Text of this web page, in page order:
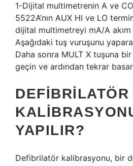
1-Dijital multimetrenin A ve
5522A’nın AUX HI ve LO
dijital multimetreyi mA/A akım
Aşağıdaki tuş vuruşunu
Daha sonra MULT X tuşuna bir
geçin ve ardından tekrar
DEFIBRILATÖR
YAPILIR?
Defibrilatör kalibrasyonu, bir